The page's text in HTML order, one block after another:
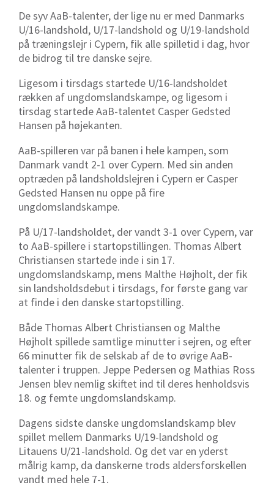
De syv AaB-talenter, der lige nu er med Danmarks
U/16-landshold, U/17-landshold og U/19-landshold
på træningslejr i Cypern, fik alle spilletid i dag, hvor
de bidrog til tre danske sejre.
Ligesom i tirsdags startede U/16-landsholdet
rækken af ungdomslandskampe, og ligesom i
tirsdag startede AaB-talentet Casper Gedsted
Hansen på højekanten.
AaB-spilleren var på banen i hele kampen, som
Danmark vandt 2-1 over Cypern. Med sin anden
optræden på landsholdslejren i Cypern er Casper
Gedsted Hansen nu oppe på fire
ungdomslandskampe.
På U/17-landsholdet, der vandt 3-1 over Cypern, var
to AaB-spillere i startopstillingen. Thomas Albert
Christiansen startede inde i sin 17.
ungdomslandskamp, mens Malthe Højholt, der fik
sin landsholdsdebut i tirsdags, for første gang var
at finde i den danske startopstilling.
Både Thomas Albert Christiansen og Malthe
Højholt spillede samtlige minutter i sejren, og efter
66 minutter fik de selskab af de to øvrige AaB-
talenter i truppen. Jeppe Pedersen og Mathias Ross
Jensen blev nemlig skiftet ind til deres henholdsvis
18. og femte ungdomslandskamp.
Dagens sidste danske ungdomslandskamp blev
spillet mellem Danmarks U/19-landshold og
Litauens U/21-landshold. Og det var en yderst
målrig kamp, da danskerne trods aldersforskellen
vandt med hele 7-1.